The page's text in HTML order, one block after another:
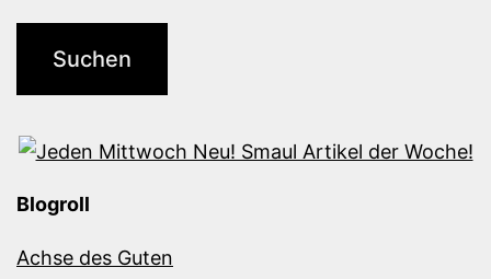
Blogroll
Achse des Guten